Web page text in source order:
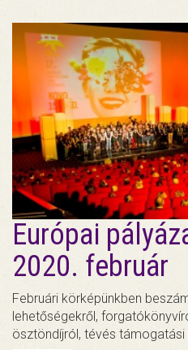
Európai
2020. február
Februári körképünkben
lehetőségekről,
ösztöndíjról, tévés